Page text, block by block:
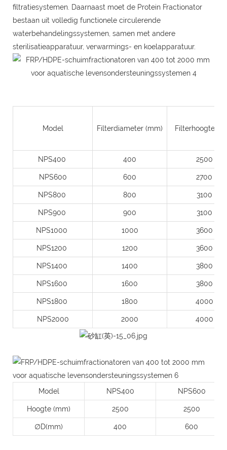
filtratiesystemen. Daarnaast moet de Protein Fractionator
bestaan ​​uit volledig functionele circulerende
waterbehandelingssystemen, samen met andere
sterilisatieapparatuur, verwarmings- en koelapparatuur.
Model Filterdiameter (mm) Filterhoogte
NPS400 400 2500
NPS600 600 2700
NPS800 800 3100
NPS900 900 3100
NPS1000 1000 3600
NPS1200 1200 3600
NPS1400 1400 3800
NPS1600 1600 3800
NPS1800 1800 4000
NPS2000 2000 4000
Model NPS400 NPS600
Hoogte (mm) 2500 2500
∅D(mm) 400 600